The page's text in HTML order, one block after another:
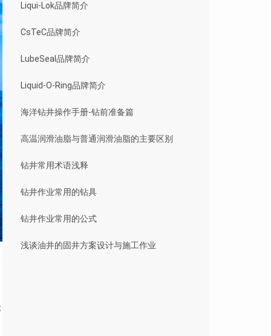
Liqui-Lok品牌简介
CsTeC品牌简介
LubeSeal品牌简介
Liquid-O-Ring品牌简介
海洋钻井操作手册-钻前准备篇
高温润滑油脂与普通润滑油脂的主要区别
钻井常用术语浅释
钻井作业常用的钻具
钻井作业常用的公式
浅谈油井的固井方案设计与施工作业